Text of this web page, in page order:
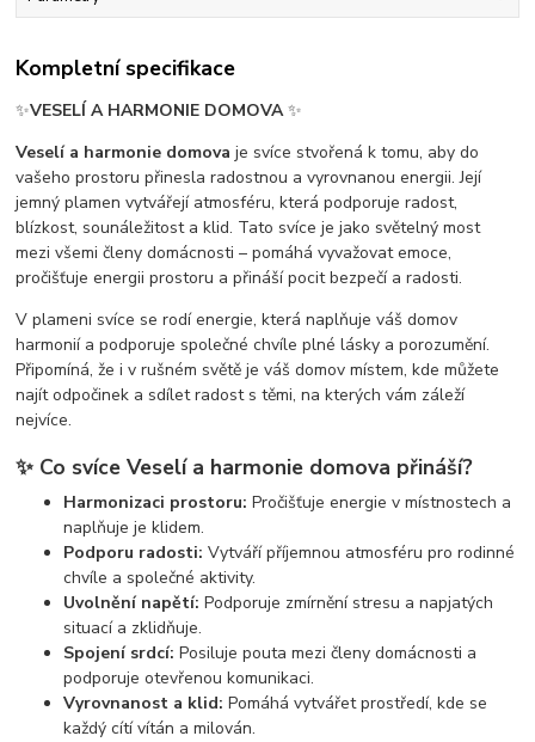
Kompletní specifikace
✨VESELÍ A HARMONIE DOMOVA✨
Veselí a harmonie domova je svíce stvořená k tomu, aby do
vašeho prostoru přinesla radostnou a vyrovnanou energii. Její
jemný plamen vytvářejí atmosféru, která podporuje radost,
blízkost, sounáležitost a klid. Tato svíce je jako světelný most
mezi všemi členy domácnosti – pomáhá vyvažovat emoce,
pročišťuje energii prostoru a přináší pocit bezpečí a radosti.
V plameni svíce se rodí energie, která naplňuje váš domov
harmonií a podporuje společné chvíle plné lásky a porozumění.
Připomíná, že i v rušném světě je váš domov místem, kde můžete
najít odpočinek a sdílet radost s těmi, na kterých vám záleží
nejvíce.
✨ Co svíce Veselí a harmonie domova přináší?
Harmonizaci prostoru: Pročišťuje energie v místnostech a
naplňuje je klidem.
Podporu radosti: Vytváří příjemnou atmosféru pro rodinné
chvíle a společné aktivity.
Uvolnění napětí: Podporuje zmírnění stresu a napjatých
situací a zklidňuje.
Spojení srdcí: Posiluje pouta mezi členy domácnosti a
podporuje otevřenou komunikaci.
Vyrovnanost a klid: Pomáhá vytvářet prostředí, kde se
každý cítí vítán a milován.